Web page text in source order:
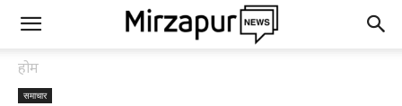
होम
समाचार